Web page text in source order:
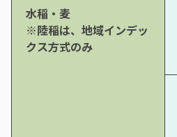
水稲・麦
※陸稲は、地域インデッ
クス方式のみ